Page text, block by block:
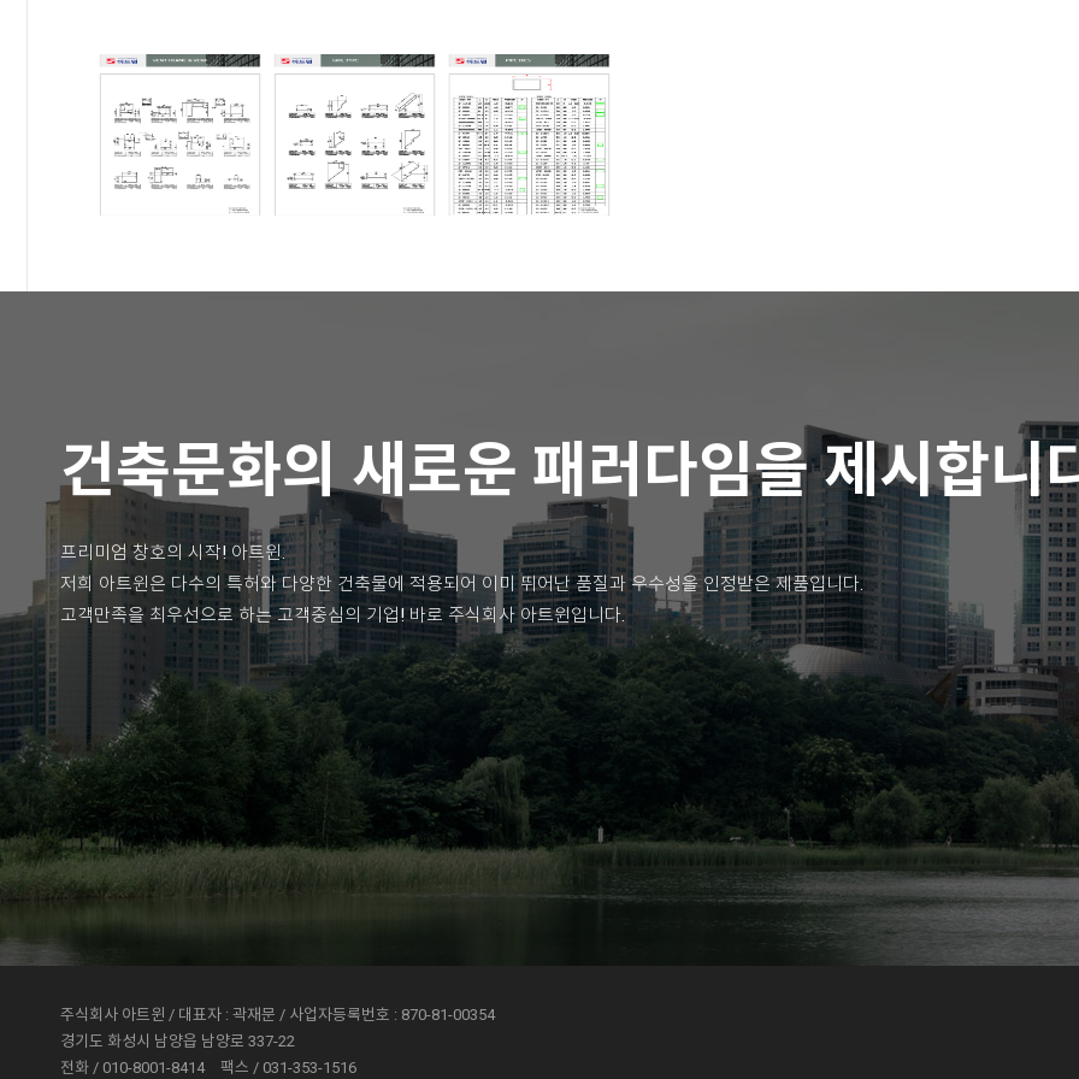
건축문화의 새로운 패러다임을 제시합니
프리미엄 창호의 시작! 아트윈.
저희 아트윈은 다수의 특허와 다양한 건축물에 적용되어 이미 뛰어난 품질과 우수성을 인정받은 제품입니다.
고객만족을 최우선으로 하는 고객중심의 기업! 바로 주식회사 아트윈입니다.
주식회사 아트윈 / 대표자 : 곽재문 / 사업자등록번호 : 870-81-00354
경기도 화성시 남양읍 남양로 337-22
전화 / 010-8001-8414
팩스 / 031-353-1516